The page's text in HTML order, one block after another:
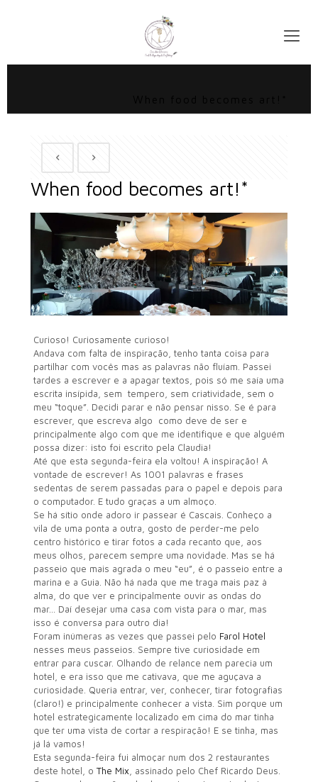
When food becomes art!*
Curioso! Curiosamente curioso!
Andava com falta de inspiração, tenho tanta coisa para
partilhar com vocês mas as palavras não fluíam. Passei
tardes a escrever e a apagar textos, pois só me saía uma
escrita insípida, sem tempero, sem criatividade, sem o
meu “toque”. Decidi parar e não pensar nisso. Se é para
escrever, que escreva algo como deve de ser e
principalmente algo com que me identifique e que alguém
possa dizer: isto foi escrito pela Claudia!
Até que esta segunda-feira ela voltou! A inspiração! A
vontade de escrever! As 1001 palavras e frases
sedentas de serem passadas para o papel e depois para
o computador. E tudo graças a um almoço.
Se há sítio onde adoro ir passear é Cascais. Conheço a
vila de uma ponta a outra, gosto de perder-me pelo
centro histórico e tirar fotos a cada recanto que, aos
meus olhos, parecem sempre uma novidade. Mas se há
passeio que mais agrada o meu “eu”, é o passeio entre a
marina e a Guia. Não há nada que me traga mais paz à
alma, do que ver e principalmente ouvir as ondas do
mar… Daí desejar uma casa com vista para o mar, mas
isso é conversa para outro dia!
Foram inúmeras as vezes que passei pelo Farol Hotel
nesses meus passeios. Sempre tive curiosidade em
entrar para cuscar. Olhando de relance nem parecia um
hotel, e era isso que me cativava, que me aguçava a
curiosidade. Queria entrar, ver, conhecer, tirar fotografias
(claro!) e principalmente conhecer a vista. Sim porque um
hotel estrategicamente localizado em cima do mar tinha
que ter uma vista de cortar a respiração! E se tinha, mas
já lá vamos!
Esta segunda-feira fui almoçar num dos 2 restaurantes
deste hotel, o The Mix, assinado pelo Chef Ricardo Deus.